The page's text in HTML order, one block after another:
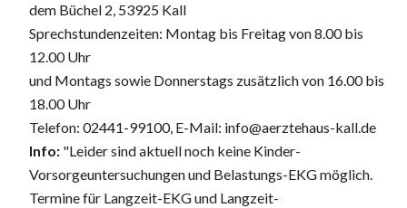
dem Büchel 2, 53925 Kall
Sprechstundenzeiten: Montag bis Freitag von 8.00 bis
12.00 Uhr
und Montags sowie Donnerstags zusätzlich von 16.00 bis
18.00 Uhr
Telefon: 02441-99100, E-Mail: info@aerztehaus-kall.de
Info: "Leider sind aktuell noch keine Kinder-
Vorsorgeuntersuchungen und Belastungs-EKG möglich.
Termine für Langzeit-EKG und Langzeit-